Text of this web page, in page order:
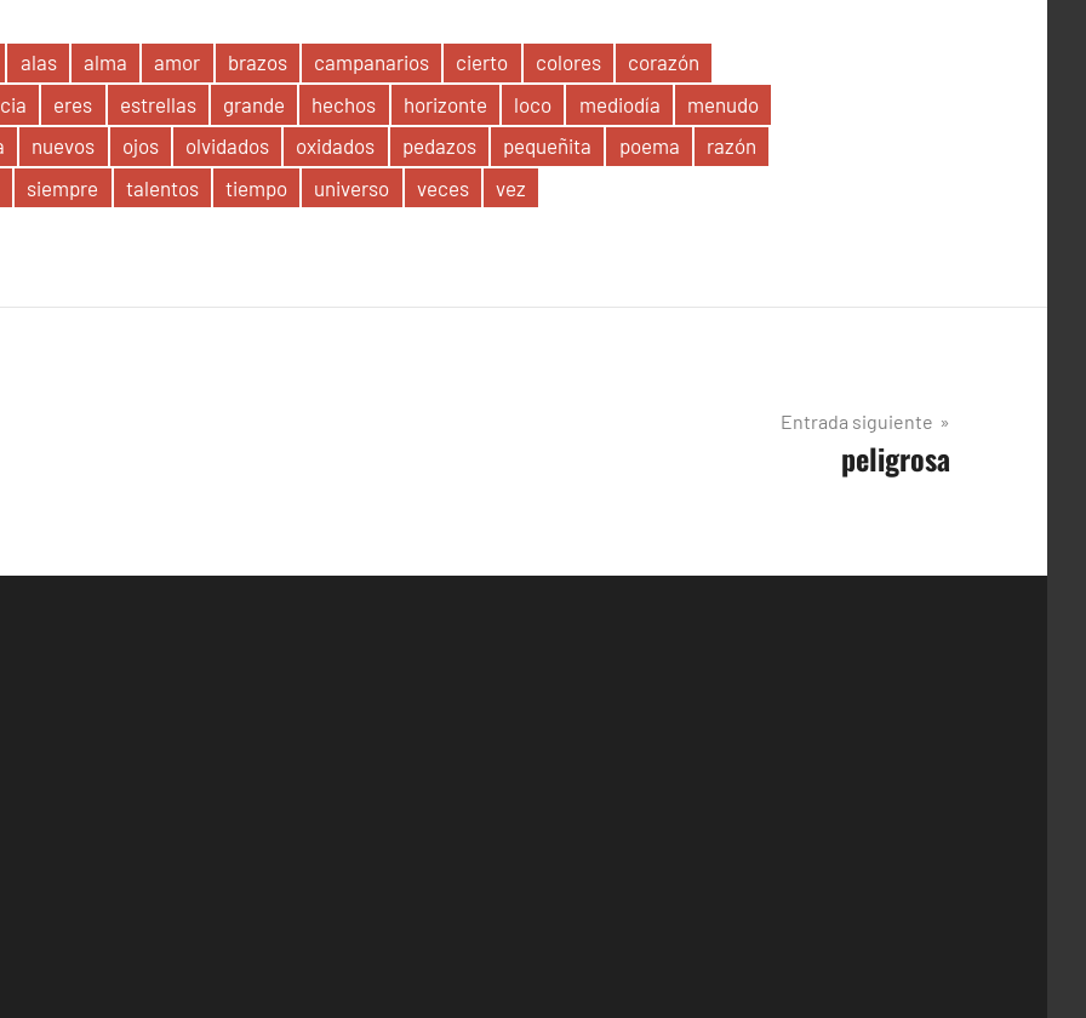
alas alma amor brazos campanarios cierto colores
corazón
eres estrellas grande hechos horizonte loco mediodía
menudo
nuevos ojos olvidados oxidados pedazos pequeñita poema
razón
siempre talentos tiempo universo veces vez
Entrada siguiente
peligrosa